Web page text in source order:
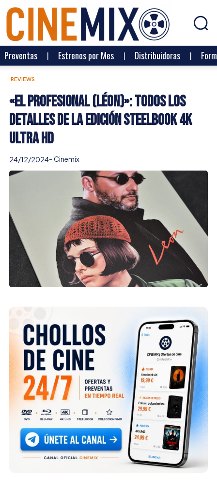
Preventas Estrenos por Mes Distribuidoras
REVIEWS
«El Profesional (Léon)»: todos los
detalles de la edición Steelbook 4K
Ultra HD
24/12/2024- Cinemix